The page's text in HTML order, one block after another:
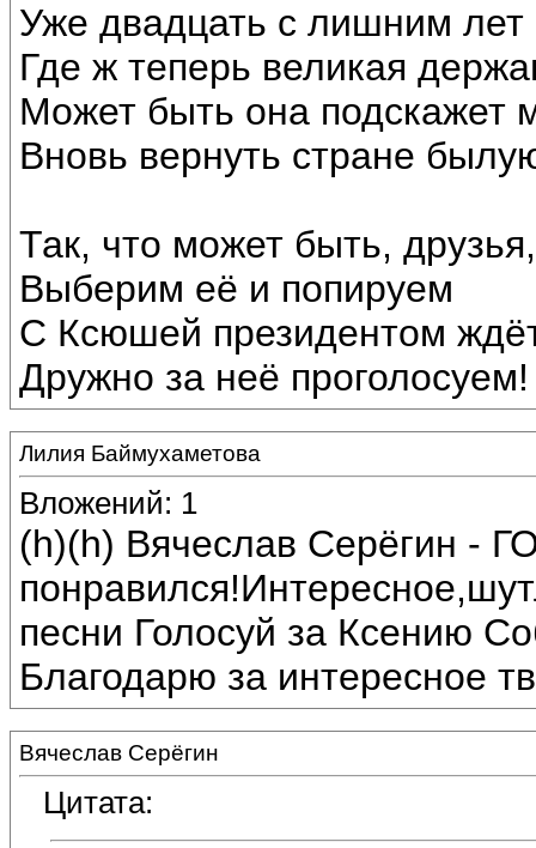
Уже двадцать с лишним лет
Где ж теперь великая
Может быть она подскажет
Вновь вернуть стране
Так, что может быть,
Выберим её и попируем
С Ксюшей президентом
Дружно за неё проголосуем!
Лилия Баймухаметова
Вложений: 1
(h)(h) Вячеслав Серёгин
песни Голосуй за Ксению
Благодарю за интересное
Вячеслав Серёгин
Цитата: